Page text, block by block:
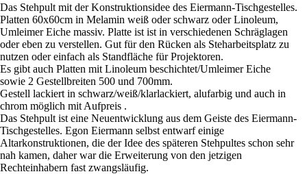
Das Stehpult mit der Konstruktionsidee des Eiermann-Tischgestelles.
Platten 60x60cm in Melamin weiß oder schwarz oder Linoleum,
Umleimer Eiche massiv. Platte ist ist in verschiedenen Schräglagen
oder eben zu verstellen. Gut für den Rücken als Steharbeitsplatz zu
nutzen oder einfach als Standfläche für Projektoren.
Es gibt auch Platten mit Linoleum beschichtet/Umleimer Eiche
sowie 2 Gestellbreiten 500 und 700mm.
Gestell lackiert in schwarz/weiß/klarlackiert, alufarbig und auch in
chrom möglich mit Aufpreis .
Das Stehpult ist eine Neuentwicklung aus dem Geiste des Eiermann-
Tischgestelles. Egon Eiermann selbst entwarf einige
Altarkonstruktionen, die der Idee des späteren Stehpultes schon sehr
nah kamen, daher war die Erweiterung von den jetzigen
Rechteinhabern fast zwangsläufig.